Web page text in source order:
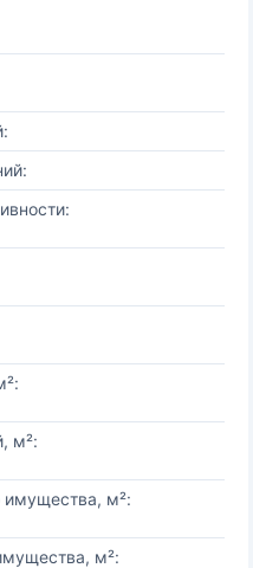
м²:
имущества, м²:
м²: